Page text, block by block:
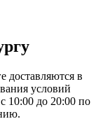
доставляются в
условий
10:00 до 20:00 по